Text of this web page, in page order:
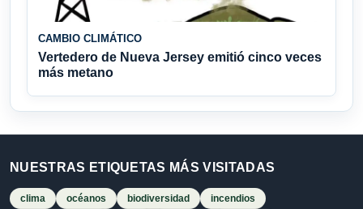
CAMBIO CLIMÁTICO
Vertedero de Nueva Jersey emitió cinco veces
más metano
NUESTRAS ETIQUETAS MÁS VISITADAS
clima océanos biodiversidad
incendios